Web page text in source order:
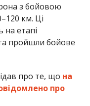
з бойовою
км. Ці
на етапі
пройшли бойове
про те, що на
про